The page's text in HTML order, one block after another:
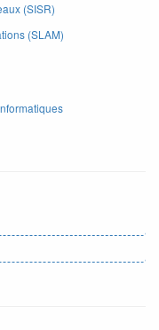
(SISR)
(SLAM)